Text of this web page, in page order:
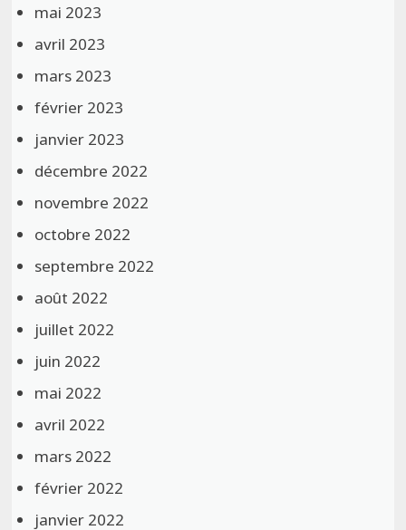
mai 2023
avril 2023
mars 2023
février 2023
janvier 2023
décembre 2022
novembre 2022
octobre 2022
septembre 2022
août 2022
juillet 2022
juin 2022
mai 2022
avril 2022
mars 2022
février 2022
janvier 2022